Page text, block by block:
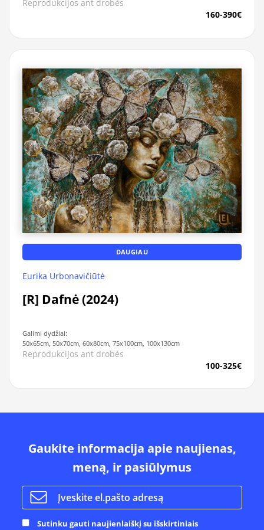
Reprodukcijos ant drobės
160-390€
DAUGIAU
Eurika Urbonavičiūtė
[R] Dafnė (2024)
Galimi dydžiai:
50x65cm, 50x70cm, 60x80cm, 75x100cm, 100x130cm
Reprodukcijos ant drobės
100-325€
Gaukite informacija apie naujienas,
meną, ir pasiūlymus
Sutinku gauti naujienlaiškį su išskirtiniais